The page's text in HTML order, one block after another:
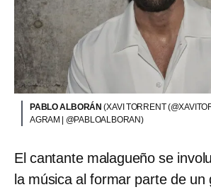
PABLO ALBORÁN(XAVI TORRENT
AGRAM | @PABLOALBORAN)
El cantante malagueño se
la música al formar parte de un